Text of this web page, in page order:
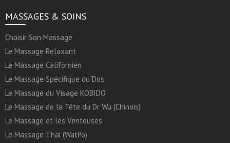
MASSAGES & SOINS
Choisir Son Massage
Le Massage Relaxant
Le Massage Californien
Le Massage Spécifique du Dos
Le Massage du Visage KOBIDO
Le Massage de la Tête du Dr Wu (Chinois)
Le Massage et les Ventouses
Le Massage Thai (WatPo)